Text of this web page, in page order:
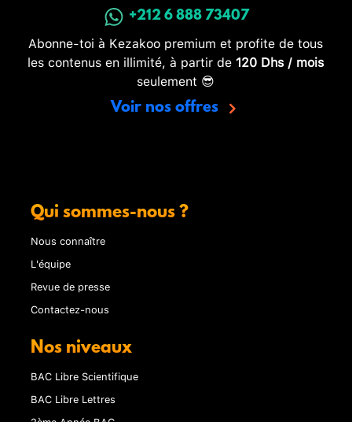
+212 6 888 73407
Abonne-toi à Kezakoo premium et profite de tous
les contenus en illimité, à partir de 120 Dhs / mois
seulement 😎
Voir nos offres
Qui sommes-nous ?
Nous connaître
L'équipe
Revue de presse
Contactez-nous
Nos niveaux
BAC Libre Scientifique
BAC Libre Lettres